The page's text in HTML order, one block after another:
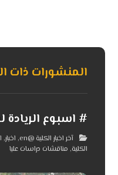
المنشورات ذات
# اسبوع
آخر اخبار الكلية @en , اخبار,
الكلية, مناقشات دراسات عليا